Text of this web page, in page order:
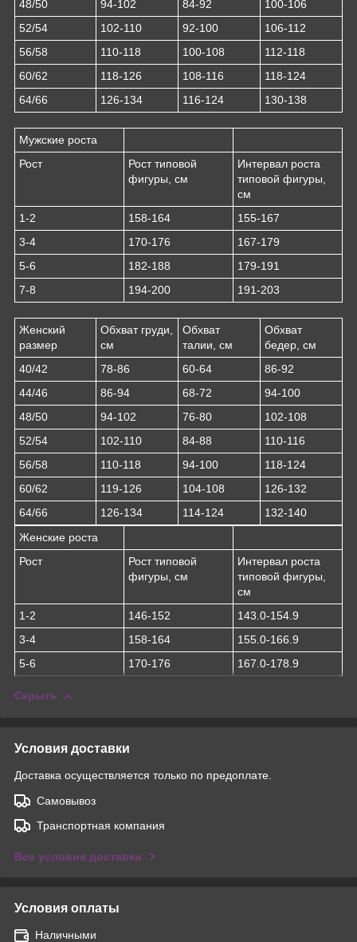
48/50 94-102 84-92
100-106
52/54
102-110 92-100
106-112
56/58
110-118 100-108
112-118
60/62
118-126 108-116
118-124
64/66
126-134 116-124 130-138
Мужские роста
Рост
Рост типовой
фигуры, см
Интервал роста
типовой фигуры,
см
1-2
158-164
155-167
3-4
170-176
167-179
5-6
182-188
179-191
7-8
194-200 191-203
Женский
размер
Обхват груди,
см
Обхват
талии, см
Обхват
бедер, см
40/42
78-86 60-64
86-92
44/46
86-94 68-72
94-100
48/50
94-102 76-80
102-108
52/54
102-110 84-88
110-116
56/58
110-118 94-100
118-124
60/62
119-126 104-108
126-132
64/66
126-134 114-124
132-140
Женские роста
Рост
Рост типовой
фигуры, см
Интервал роста
типовой фигуры,
см
1-2
146-152
143.0-154.9
3-4
158-164
155.0-166.9
5-6
170-176 167.0-178.9
Скрыть
Условия доставки
Доставка осуществляется только по предоплате.
Самовывоз
Транспортная компания
Все условия доставки
Условия оплаты
Наличными